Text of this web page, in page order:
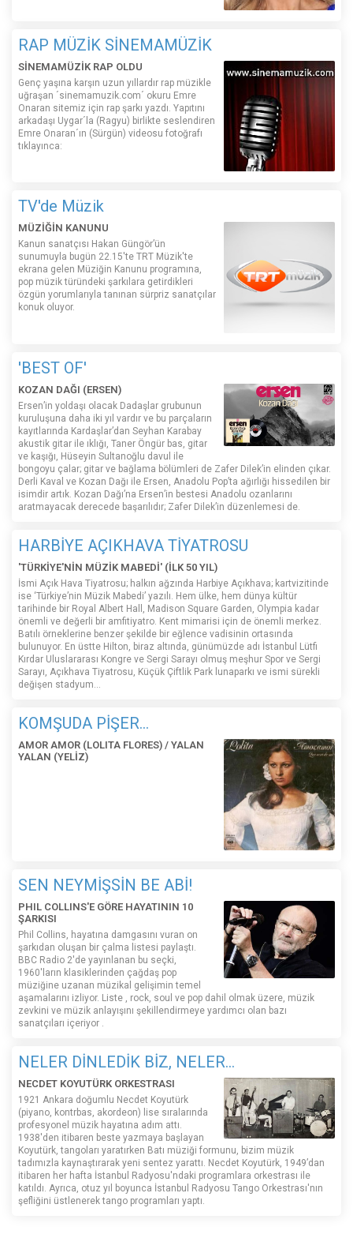
RAP MÜZİK SİNEMAMÜZİK
SİNEMAMÜZİK RAP OLDU
Genç yaşına karşın uzun yıllardır rap müzikle
uğraşan ´sinemamuzik.com´ okuru Emre
Onaran sitemiz için rap şarkı yazdı. Yapıtını
arkadaşı Uygar´la (Ragyu) birlikte seslendiren
Emre Onaran´ın (Sürgün) videosu fotoğrafı
tıklayınca:
TV'de Müzik
MÜZİĞİN KANUNU
Kanun sanatçısı Hakan Güngör’ün
sunumuyla bugün 22.15'te TRT Müzik'te
ekrana gelen Müziğin Kanunu programına,
pop müzik türündeki şarkılara getirdikleri
özgün yorumlarıyla tanınan sürpriz sanatçılar
konuk oluyor.
'BEST OF'
KOZAN DAĞI (ERSEN)
Ersen’in yoldaşı olacak Dadaşlar grubunun
kuruluşuna daha iki yıl vardır ve bu parçaların
kayıtlarında Kardaşlar’dan Seyhan Karabay
akustik gitar ile ıklığı, Taner Öngür bas, gitar
ve kaşığı, Hüseyin Sultanoğlu davul ile
bongoyu çalar; gitar ve bağlama bölümleri de Zafer Dilek’in elinden çıkar.
Derli Kaval ve Kozan Dağı ile Ersen, Anadolu Pop’ta ağırlığı hissedilen bir
isimdir artık. Kozan Dağı’na Ersen’in bestesi Anadolu ozanlarını
aratmayacak derecede başarılıdır; Zafer Dilek’in düzenlemesi de.
HARBİYE AÇIKHAVA TİYATROSU
'TÜRKİYE'NİN MÜZİK MABEDİ' (İLK 50 YIL)
İsmi Açık Hava Tiyatrosu; halkın ağzında Harbiye Açıkhava; kartvizitinde
ise ‘Türkiye’nin Müzik Mabedi’ yazılı. Hem ülke, hem dünya kültür
tarihinde bir Royal Albert Hall, Madison Square Garden, Olympia kadar
önemli ve değerli bir amfitiyatro. Kent mimarisi için de önemli merkez.
Batılı örneklerine benzer şekilde bir eğlence vadisinin ortasında
bulunuyor. En üstte Hilton, biraz altında, günümüzde adı İstanbul Lütfi
Kırdar Uluslararası Kongre ve Sergi Sarayı olmuş meşhur Spor ve Sergi
Sarayı, Açıkhava Tiyatrosu, Küçük Çiftlik Park lunaparkı ve ismi sürekli
değişen stadyum…
KOMŞUDA PİŞER...
AMOR AMOR (LOLITA FLORES) / YALAN
YALAN (YELİZ)
SEN NEYMİŞSİN BE ABİ!
PHIL COLLINS'E GÖRE HAYATININ 10
ŞARKISI
Phil Collins, hayatına damgasını vuran on
şarkıdan oluşan bir çalma listesi paylaştı.
BBC Radio 2'de yayınlanan bu seçki,
1960'ların klasiklerinden çağdaş pop
müziğine uzanan müzikal gelişimin temel
aşamalarını izliyor. Liste , rock, soul ve pop dahil olmak üzere, müzik
zevkini ve müzik anlayışını şekillendirmeye yardımcı olan bazı
sanatçıları içeriyor .
NELER DİNLEDİK BİZ, NELER...
NECDET KOYUTÜRK ORKESTRASI
1921 Ankara doğumlu Necdet Koyutürk
(piyano, kontrbas, akordeon) lise sıralarında
profesyonel müzik hayatına adım attı.
1938'den itibaren beste yazmaya başlayan
Koyutürk, tangoları yaratırken Batı müziği formunu, bizim müzik
tadımızla kaynaştırarak yeni sentez yarattı. Necdet Koyutürk, 1949’dan
itibaren her hafta İstanbul Radyosu'ndaki programlara orkestrası ile
katıldı. Ayrıca, otuz yıl boyunca İstanbul Radyosu Tango Orkestrası'nın
şefliğini üstlenerek tango programları yaptı.